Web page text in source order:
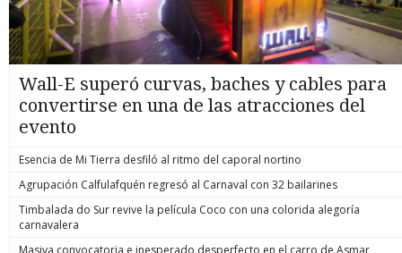
Wall-E superó curvas, baches y cables para
convertirse en una de las atracciones del
evento
Esencia de Mi Tierra desfiló al ritmo del caporal nortino
Agrupación Calfulafquén regresó al Carnaval con 32 bailarines
Timbalada do Sur revive la película Coco con una colorida alegoría
carnavalera
Masiva convocatoria e inesperado desperfecto en el carro de Asmar